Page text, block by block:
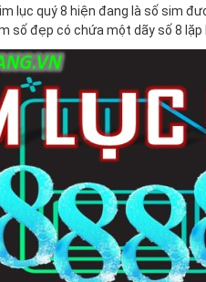
lục quý 8 hiện đang là số sim
số đẹp có chứa một dãy số 8 lặp